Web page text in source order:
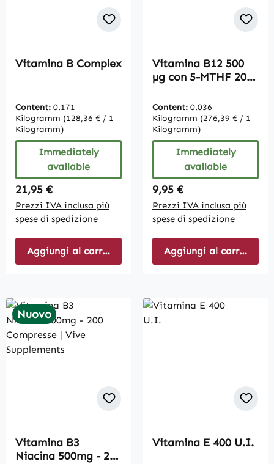
Vitamina B Complex
Content: 0.171
Kilogramm (128,36 € / 1
Kilogramm)
Immediately
available
Regular price:
21,95 €
Prezzi IVA inclusa più
spese di spedizione
Aggiungi al carrello
Vitamina B12 500
µg con 5-MTHF 200
Content: 0.036
Kilogramm (276,39 € / 1
Kilogramm)
Immediately
available
Regular price:
9,95 €
Prezzi IVA inclusa più
spese di spedizione
Aggiungi al carrello
Nuovo
Vitamina B3
Niacina 500mg - 200
Vitamina E 400 U.I.